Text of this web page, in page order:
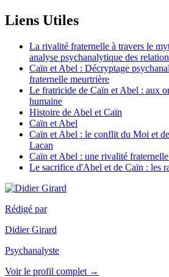
Liens Utiles
La rivalité fraternelle à travers le
analyse psychanalytique des
Caïn et Abel : Décryptage
fraternelle meurtrière
Le fratricide de Caïn et Abel : aux
humaine
Histoire de Abel et Caïn
Caïn et Abel
Caïn et Abel : le conflit du Moi et
Lacan
Caïn et Abel : une rivalité
Le sacrifice d'Abel et de Caïn : les
Rédigé par
Didier Girard
Psychanalyste
Voir le profil complet →